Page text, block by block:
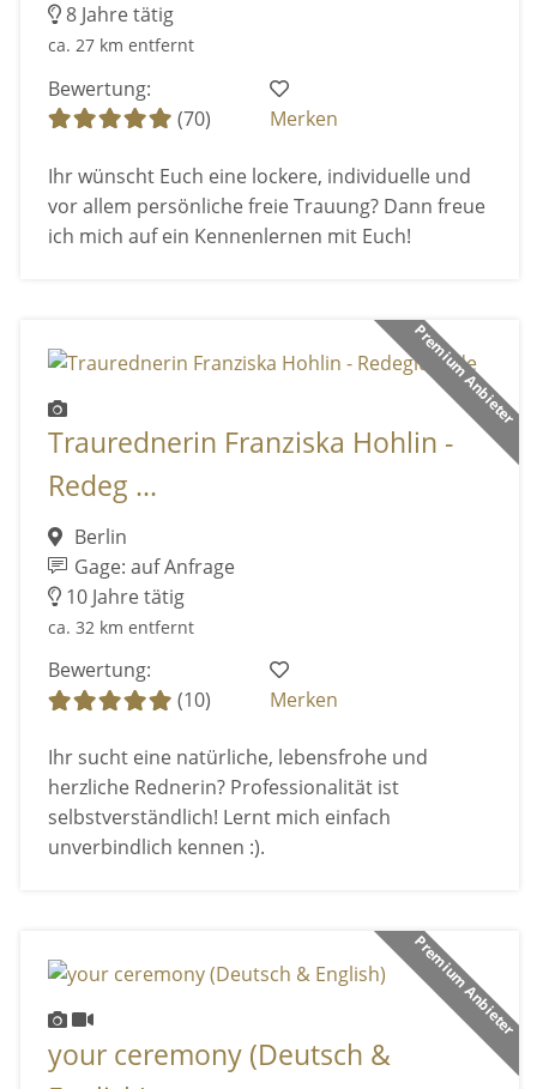
8 Jahre tätig
ca. 27 km entfernt
Bewertung:
(70)
Merken
Ihr wünscht Euch eine lockere, individuelle und
vor allem persönliche freie Trauung? Dann freue
ich mich auf ein Kennenlernen mit Euch!
Premium Anbieter
Traurednerin Franziska Hohlin -
Redeg ...
Berlin
Gage: auf Anfrage
10 Jahre tätig
ca. 32 km entfernt
Bewertung:
(10)
Merken
Ihr sucht eine natürliche, lebensfrohe und
herzliche Rednerin? Professionalität ist
selbstverständlich! Lernt mich einfach
unverbindlich kennen :).
Premium Anbieter
your ceremony (Deutsch &